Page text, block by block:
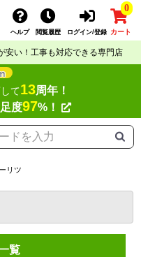
ヘルプ 閲覧履歴 ログイン/登録
0
カート
安い！工事も対応できる専門店
て13周年！
度97%！
リツ
覧